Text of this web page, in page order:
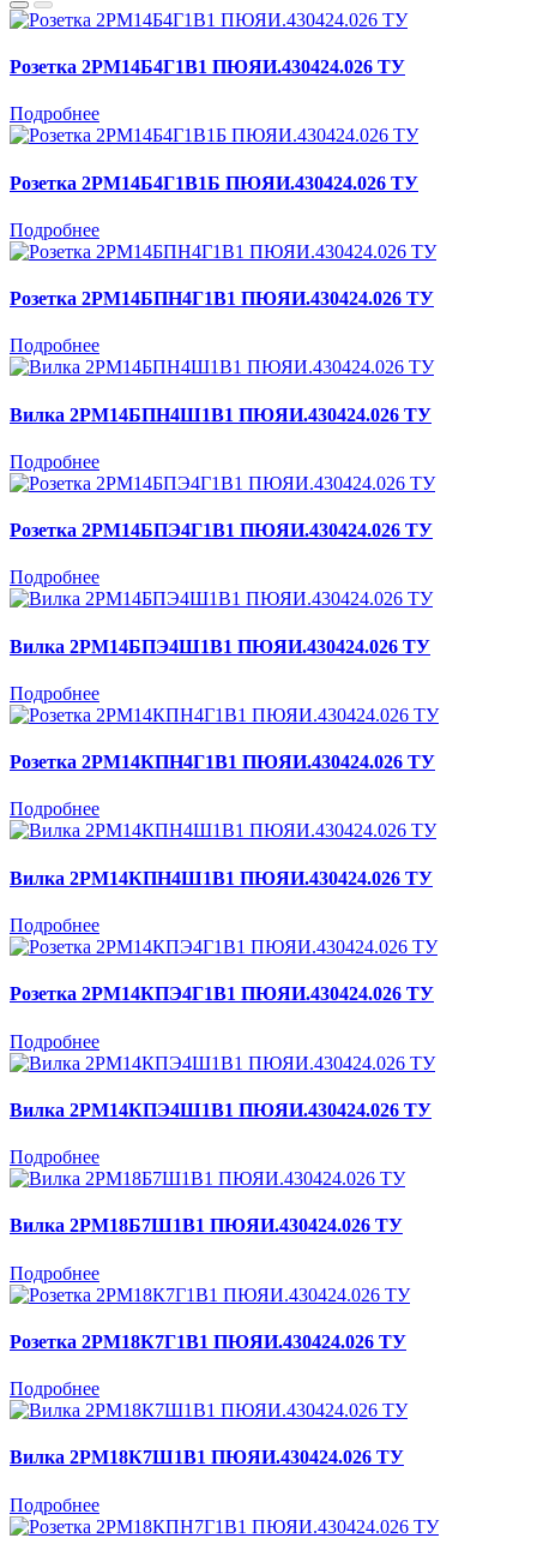
Розетка 2РМ14Б4Г1В1 ПЮЯИ.430424.026 ТУ
Подробнее
Розетка 2РМ14Б4Г1В1Б ПЮЯИ.430424.026 ТУ
Подробнее
Розетка 2РМ14БПН4Г1В1 ПЮЯИ.430424.026 ТУ
Подробнее
Вилка 2РМ14БПН4Ш1В1 ПЮЯИ.430424.026 ТУ
Подробнее
Розетка 2РМ14БПЭ4Г1В1 ПЮЯИ.430424.026 ТУ
Подробнее
Вилка 2РМ14БПЭ4Ш1В1 ПЮЯИ.430424.026 ТУ
Подробнее
Розетка 2РМ14КПН4Г1В1 ПЮЯИ.430424.026 ТУ
Подробнее
Вилка 2РМ14КПН4Ш1В1 ПЮЯИ.430424.026 ТУ
Подробнее
Розетка 2РМ14КПЭ4Г1В1 ПЮЯИ.430424.026 ТУ
Подробнее
Вилка 2РМ14КПЭ4Ш1В1 ПЮЯИ.430424.026 ТУ
Подробнее
Вилка 2РМ18Б7Ш1В1 ПЮЯИ.430424.026 ТУ
Подробнее
Розетка 2РМ18К7Г1В1 ПЮЯИ.430424.026 ТУ
Подробнее
Вилка 2РМ18К7Ш1В1 ПЮЯИ.430424.026 ТУ
Подробнее